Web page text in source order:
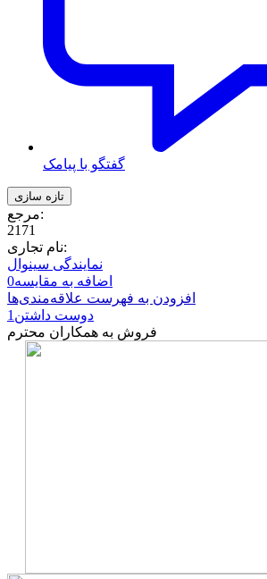
گفتگو با پیامک
مرجع:
2171
نام تجاری:
نمایندگی سینوال
اضافه به مقایسه0
افزودن به فهرست علاقه‌مندی‌ها
دوست داشتن 1
فروش به همکاران محترم